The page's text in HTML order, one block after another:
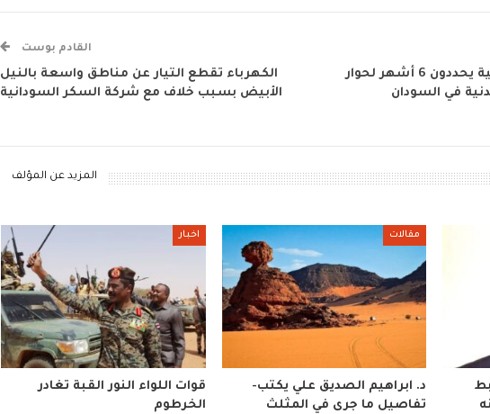
الولايات المتحدة ودول أوربية يحددون 6 أشهر لحوار
في السودان
القادم بوست
الكهرباء تقطع التيار عن مناطق واسعة بالنيل
الأبيض بسبب خلاف مع شركة السكر السودانية
المزيد عن المؤلف
مقالات
د. ابراهيم الصديق علي يكتب-
تفاصيل ما جرى في المثلث
اخبار
قوات اللواء النور القبة تغادر
الخرطوم